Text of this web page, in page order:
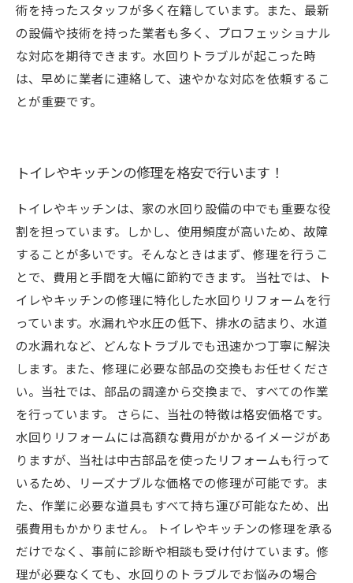
術を持ったスタッフが多く在籍しています。また、最新
の設備や技術を持った業者も多く、プロフェッショナル
な対応を期待できます。水回りトラブルが起こった時
は、早めに業者に連絡して、速やかな対応を依頼するこ
とが重要です。
トイレやキッチンの修理を格安で行います！
トイレやキッチンは、家の水回り設備の中でも重要な役
割を担っています。しかし、使用頻度が高いため、故障
することが多いです。そんなときはまず、修理を行うこ
とで、費用と手間を大幅に節約できます。 当社では、ト
イレやキッチンの修理に特化した水回りリフォームを行
っています。水漏れや水圧の低下、排水の詰まり、水道
の水漏れなど、どんなトラブルでも迅速かつ丁寧に解決
します。また、修理に必要な部品の交換もお任せくださ
い。当社では、部品の調達から交換まで、すべての作業
を行っています。 さらに、当社の特徴は格安価格です。
水回りリフォームには高額な費用がかかるイメージがあ
りますが、当社は中古部品を使ったリフォームも行って
いるため、リーズナブルな価格での修理が可能です。ま
た、作業に必要な道具もすべて持ち運び可能なため、出
張費用もかかりません。 トイレやキッチンの修理を承る
だけでなく、事前に診断や相談も受け付けています。修
理が必要なくても、水回りのトラブルでお悩みの場合